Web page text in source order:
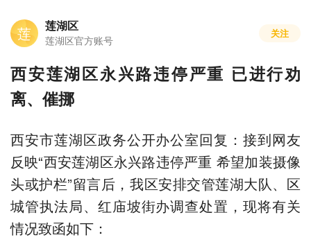
莲 莲湖区
莲湖区官方账号
关注
西安莲湖区永兴路违停严重 已进行劝
离、催挪
西安市莲湖区政务公开办公室回复：接到网友
反映“西安莲湖区永兴路违停严重 希望加装摄像
头或护栏”留言后，我区安排交管莲湖大队、区
城管执法局、红庙坡街办调查处置，现将有关
情况致函如下：